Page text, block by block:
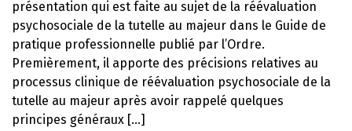
présentation qui est faite au sujet de la réévaluation
psychosociale de la tutelle au majeur dans le Guide de
pratique professionnelle publié par l’Ordre.
Premièrement, il apporte des précisions relatives au
processus clinique de réévaluation psychosociale de la
tutelle au majeur après avoir rappelé quelques
principes généraux [...]